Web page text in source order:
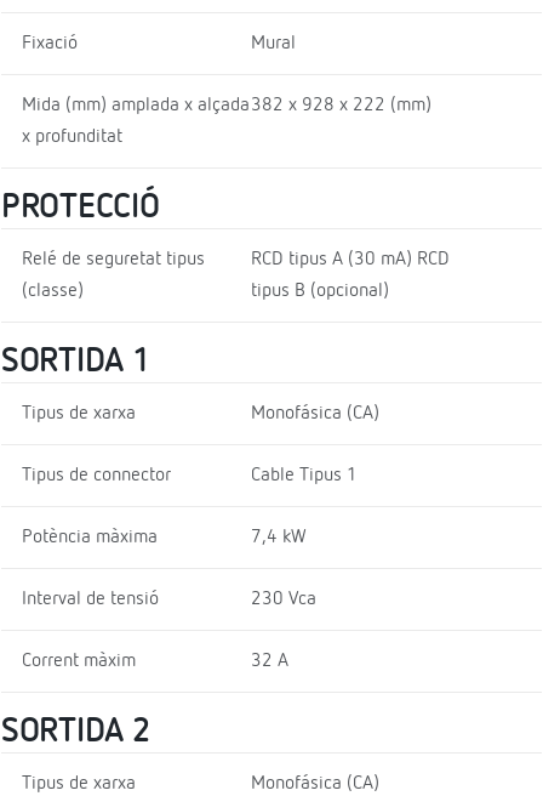
Fixació Mural
Mida (mm) amplada x alçada
x profunditat
382 x 928 x 222 (mm)
PROTECCIÓ
Relé de seguretat tipus
(classe)
RCD tipus A (30 mA) RCD
tipus B (opcional)
SORTIDA 1
Tipus de xarxa Monofásica (CA)
Tipus de connector Cable Tipus 1
Potència màxima 7,4 kW
Interval de tensió 230 Vca
Corrent màxim 32 A
SORTIDA 2
Tipus de xarxa Monofásica (CA)